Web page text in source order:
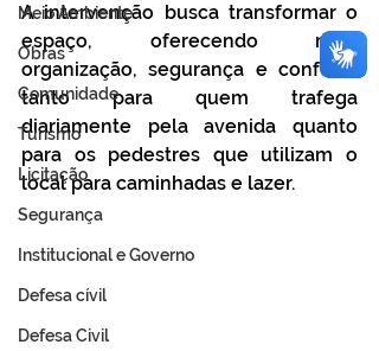
Meio Ambiente
Obras
Comunidade
Turismo
Licitação
Segurança
Institucional e Governo
Defesa cívil
Defesa Civil
A intervenção busca transformar o
espaço, oferecendo mais
organização, segurança e conforto
tanto para quem trafega
diariamente pela avenida quanto
para os pedestres que utilizam o
local para caminhadas e lazer.